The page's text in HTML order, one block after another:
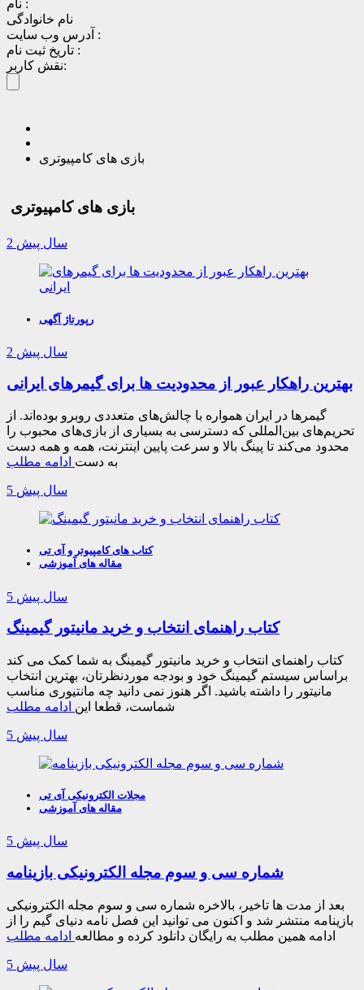
نام :
نام خانوادگی
آدرس وب سایت :
تاریخ ثبت نام :
نقش کاربر:
بازی های کامپیوتری
بازی های کامپیوتری
2 سال پیش
رپورتاژ آگهی
2 سال پیش
بهترین راهکار عبور از محدودیت ها برای گیمرهای ایرانی
گیمرها در ایران همواره با چالش‌های متعددی روبرو بوده‌اند. از
تحریم‌های بین‌المللی که دسترسی به بسیاری از بازی‌های محبوب را
محدود می‌کند تا پینگ بالا و سرعت پایین اینترنت، همه و همه دست
به دست ادامه مطلب
5 سال پیش
کتاب های کامپیوتر و آی تی
مقاله های آموزشی
5 سال پیش
کتاب راهنمای انتخاب و خرید مانیتور گیمینگ
کتاب راهنمای انتخاب و خرید مانیتور گیمینگ به شما کمک می کند
براساس سیستم گیمینگ خود و بودجه موردنظرتان، بهترین انتخاب
مانیتور را داشته باشید. اگر هنوز نمی دانید چه مانتیوری مناسب
شماست، قطعا این ادامه مطلب
5 سال پیش
مجلات الکترونیکی آی تی
مقاله های آموزشی
5 سال پیش
شماره سی و سوم مجله الکترونیکی بازینامه
بعد از مدت ها تاخیر، بالاخره شماره سی و سوم مجله الکترونیکی
بازینامه منتشر شد و اکنون می توانید این فصل نامه دنیای گیم را از
ادامه همین مطلب به رایگان دانلود کرده و مطالعه ادامه مطلب
5 سال پیش